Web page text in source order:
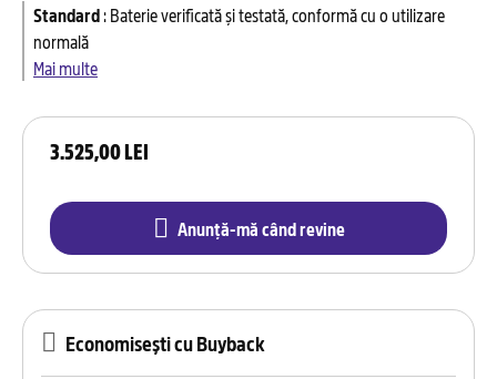
3.525,00 LEI
Anunță-mă când revine
Standard:Baterie verificată și testată, conformă cu o utilizare
normală
Mai multe
Economisești cu Buyback